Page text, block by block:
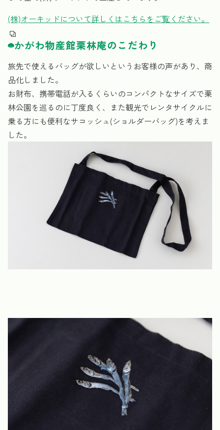
(株)オーキッドについて詳しくはこちらをご覧ください。
かがわ物産館栗林庵のこだわり
旅先で使えるバッグが欲しいというお客様の声があり、商
品化しました。
お財布、携帯電話が入るくらいのコンパクトなサイズで栗
林公園を巡るのに丁度良く、また観光でレンタサイクルに
乗る方にも便利なサコッシュ(ショルダーバッグ)を考えま
した。